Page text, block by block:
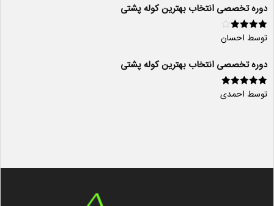
دوره تخصصی انتخاب بهترین کوله پشتی
امتیاز 4از
5
توسط احسان
دوره تخصصی انتخاب بهترین کوله پشتی
امتیاز 5از 5
توسط احمدی